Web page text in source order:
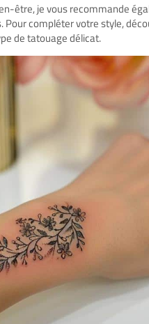
être, je vous recommande
Pour compléter votre style,
de tatouage délicat.